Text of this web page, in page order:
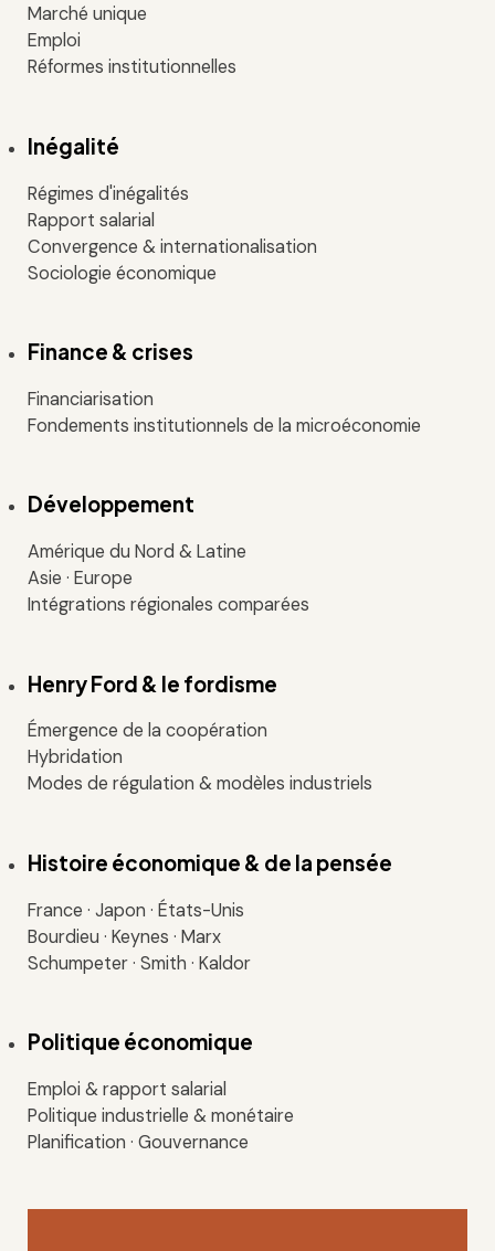
Marché unique
Emploi
Réformes institutionnelles
Inégalité
Régimes d'inégalités
Rapport salarial
Convergence & internationalisation
Sociologie économique
Finance & crises
Financiarisation
Fondements institutionnels de la microéconomie
Développement
Amérique du Nord & Latine
Asie · Europe
Intégrations régionales comparées
Henry Ford & le fordisme
Émergence de la coopération
Hybridation
Modes de régulation & modèles industriels
Histoire économique & de la pensée
France · Japon · États-Unis
Bourdieu · Keynes · Marx
Schumpeter · Smith · Kaldor
Politique économique
Emploi & rapport salarial
Politique industrielle & monétaire
Planification · Gouvernance